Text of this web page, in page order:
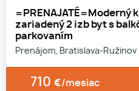
=PRENAJATÉ=Moderný
zariadený 2 izb byt s
parkovaním
Prenájom, Bratislava-Ružinov
710 €/mesiac